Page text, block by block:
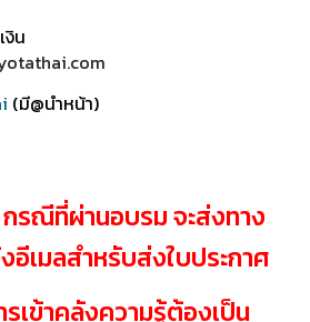
งิน
(มี@นำหน้า)
กรณีที่ผ่านอบรม จะส่งทาง
อีเมลสำหรับส่งใบประกาศ
เข้าคลังความรู้ต้องเป็น